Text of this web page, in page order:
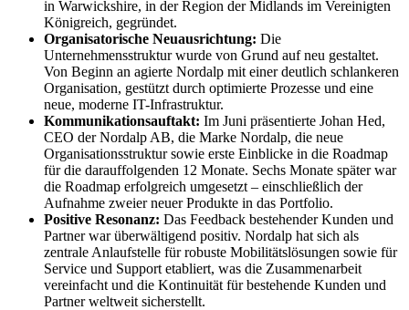
in Warwickshire, in der Region der Midlands im Vereinigten
Königreich, gegründet.
Organisatorische Neuausrichtung: Die
Unternehmensstruktur wurde von Grund auf neu gestaltet.
Von Beginn an agierte Nordalp mit einer deutlich schlankeren
Organisation, gestützt durch optimierte Prozesse und eine
neue, moderne IT-Infrastruktur.
Kommunikationsauftakt: Im Juni präsentierte Johan Hed,
CEO der Nordalp AB, die Marke Nordalp, die neue
Organisationsstruktur sowie erste Einblicke in die Roadmap
für die darauffolgenden 12 Monate. Sechs Monate später war
die Roadmap erfolgreich umgesetzt – einschließlich der
Aufnahme zweier neuer Produkte in das Portfolio.
Positive Resonanz: Das Feedback bestehender Kunden und
Partner war überwältigend positiv. Nordalp hat sich als
zentrale Anlaufstelle für robuste Mobilitätslösungen sowie für
Service und Support etabliert, was die Zusammenarbeit
vereinfacht und die Kontinuität für bestehende Kunden und
Partner weltweit sicherstellt.